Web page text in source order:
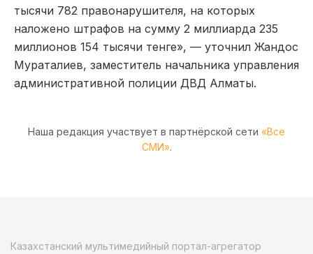
тысячи 782 правонарушителя, на которых
наложено штрафов на сумму 2 миллиарда 235
миллионов 154 тысячи тенге», — уточнил Жандос
Мураталиев, заместитель начальника управления
административной полиции ДВД Алматы.
Наша редакция участвует в партнёрской сети «Все
СМИ».
Казахстанский мультимедийный портал-агрегатор